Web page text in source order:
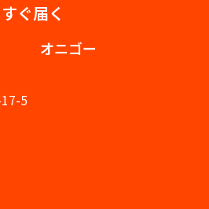
ぐ届く
オニゴー
5